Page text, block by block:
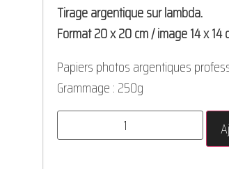
Tirage argentique sur lambda.
Format 20 x 20 cm / image 14 x 14
Papiers photos argentiques
Grammage : 250g
quantité
Sur